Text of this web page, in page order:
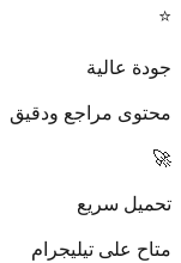
⭐
جودة عالية
محتوى مراجع ودقيق
🚀
تحميل سريع
متاح على تيليجرام